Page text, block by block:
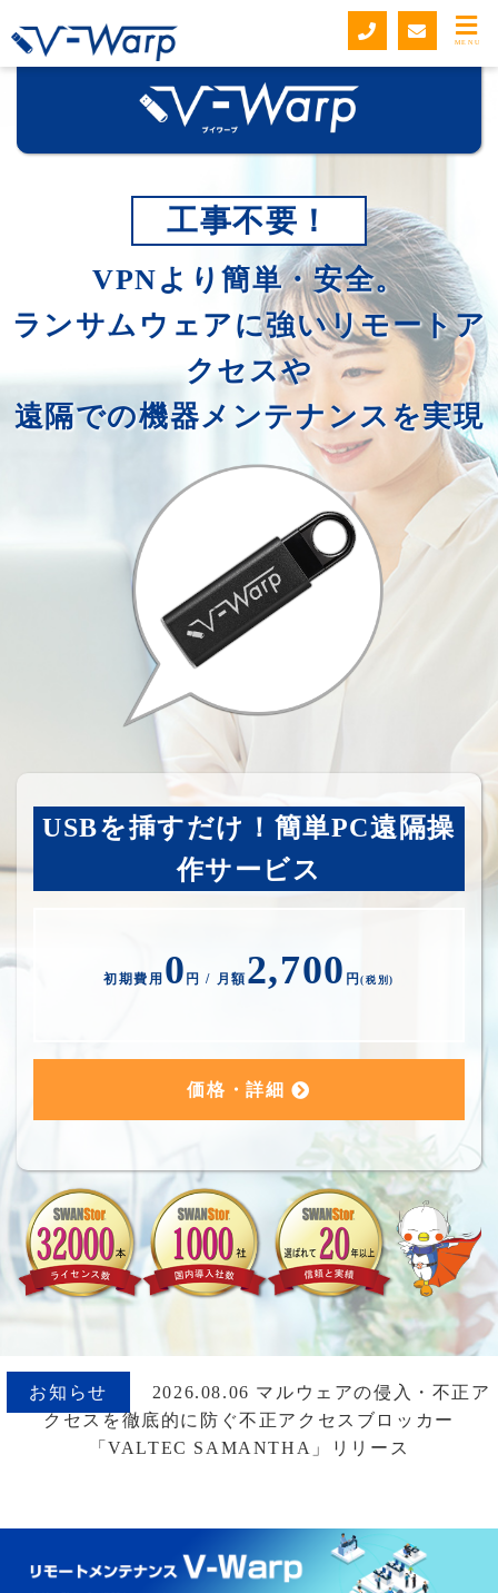
MENU
工事不要！
VPNより簡単・安全。
ランサムウェアに強いリモートア
クセスや
遠隔での機器メンテナンスを実現
USBを挿すだけ！簡単PC遠隔操
作サービス
初期費用 0 円 / 月額2,700 円(税別)
価格・詳細
お知らせ
2026.08.06 マルウェアの侵入・不正ア
クセスを徹底的に防ぐ不正アクセスブロッカー
「VALTEC SAMANTHA」リリース